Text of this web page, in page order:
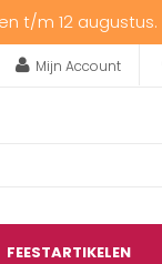
t/m 12 augustus.
Mijn Account
FEESTARTIKELEN